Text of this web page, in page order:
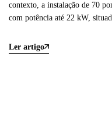
contexto, a instalação de 70
com potência até 22 kW,
Ler artigo